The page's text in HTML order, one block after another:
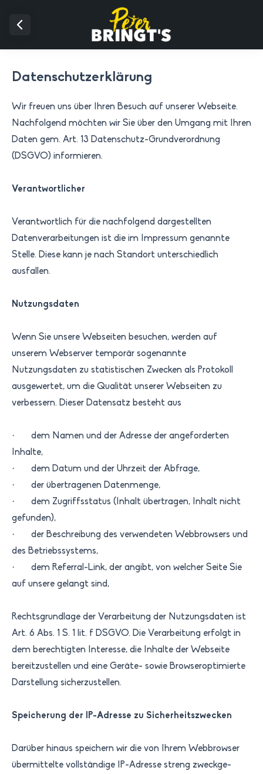
Datenschutzerklärung
Wir freuen uns über Ihren Besuch auf unserer Webseite.
Nachfolgend möchten wir Sie über den Umgang mit Ihren
Daten gem. Art. 13 Datenschutz-Grundverordnung
(DSGVO) informieren.
Verantwortlicher
Verantwortlich für die nachfolgend dargestellten
Datenverarbeitungen ist die im
Impressum genannte
Stelle. Diese kann je nach Standort unterschiedlich
ausfallen.
Nutzungsdaten
Wenn Sie unsere Webseiten besuchen, werden auf
unserem Webserver temporär sogenannte
Nutzungsdaten zu statistischen Zwecken als Protokoll
ausgewertet, um die Qualität unserer Webseiten zu
verbessern. Dieser Datensatz besteht aus
· dem Namen und der Adresse der angeforderten
Inhalte,
· dem Datum und der Uhrzeit der Abfrage,
· der übertragenen Datenmenge,
· dem Zugriffsstatus (Inhalt übertragen, Inhalt nicht
gefunden),
· der Beschreibung des verwendeten Webbrowsers und
des Betriebssystems,
· dem Referral-Link, der angibt, von welcher Seite Sie
auf unsere gelangt sind,
​Rechtsgrundlage der Verarbeitung der Nutzungsdaten ist
Art. 6 Abs. 1 S. 1 lit. f DSGVO. Die Verarbeitung erfolgt in
dem berechtigten Interesse, die Inhalte der Webseite
bereitzustellen und eine Geräte- sowie Browseroptimierte
Darstellung sicherzustellen.
Speicherung der IP-Adresse zu Sicherheitszwecken
Darüber hinaus speichern wir die von Ihrem Webbrowser
übermittelte vollständige IP-Adresse streng zweckge­